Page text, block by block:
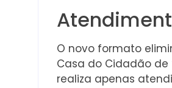
O novo formato
Casa do Cidadão de
realiza apenas